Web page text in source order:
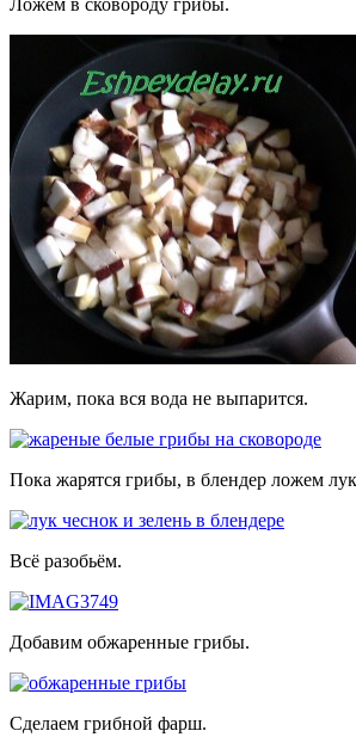
Ложем в сковороду грибы.
Жарим, пока вся вода не выпарится.
Пока жарятся грибы, в блендер ложем
Всё разобьём.
Добавим обжаренные грибы.
Сделаем грибной фарш.